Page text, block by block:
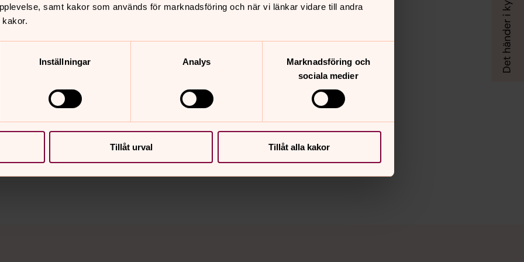
samt kakor som används för marknadsföring och när vi länkar vidare till andra
Inställningar Analys
Marknadsföring och
sociala medier
Tillåt urval Tillåt alla kakor
predika om detta, denna
kantor Kerstin Jannesson